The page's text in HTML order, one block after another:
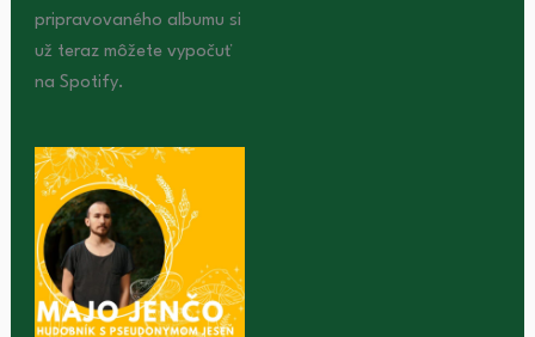
pripravovaného albumu si
už teraz môžete vypočuť
na Spotify.